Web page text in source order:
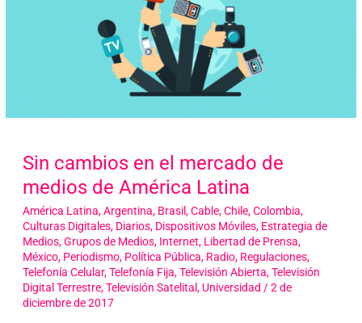
Sin cambios en el mercado de
medios de América Latina
América Latina,Argentina, Brasil,Cable,Chile,Colombia,
Culturas Digitales, Diarios, Dispositivos Móviles, Estrategia de
Medios,Grupos de Medios, Internet, Libertad de Prensa,
México, Periodismo, Política Pública, Radio, Regulaciones,
Telefonía Celular,Telefonía Fija,Televisión Abierta,Televisión
Digital Terrestre,Televisión Satelital , Universidad /2 de
diciembre de 2017